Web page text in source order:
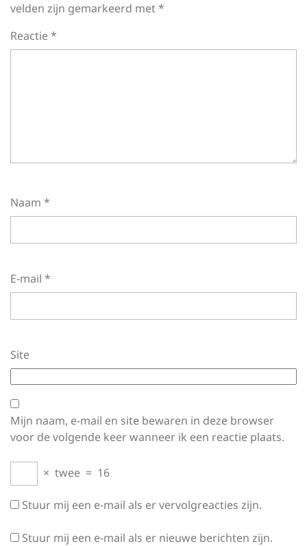
velden zijn gemarkeerd met*
Reactie*
Naam *
E-mail *
Site
Mijn naam, e-mail en site bewaren in deze browser
voor de volgende keer wanneer ik een reactie plaats.
× twee = 16
Stuur mij een e-mail als er vervolgreacties zijn.
Stuur mij een e-mail als er nieuwe berichten zijn.